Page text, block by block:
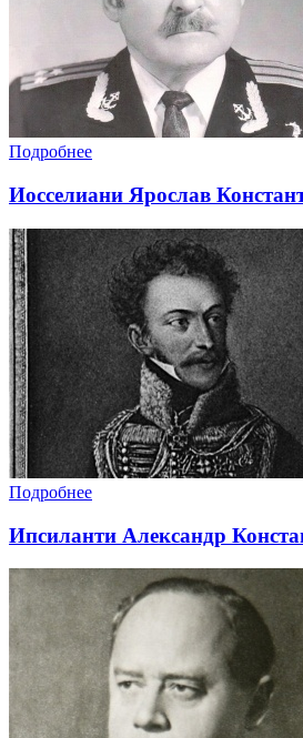
Подробнее
Иосселиани Ярослав
Подробнее
Ипсиланти Александр